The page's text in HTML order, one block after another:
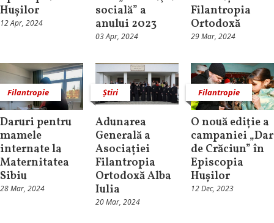
Hușilor
12 Apr, 2024
socială” a
anului 2023
03 Apr, 2024
Filantropia
Ortodoxă
29 Mar, 2024
Filantropie
Daruri pentru
mamele
internate la
Maternitatea
Sibiu
28 Mar, 2024
Știri
Adunarea
Generală a
Asociației
Filantropia
Ortodoxă Alba
Iulia
20 Mar, 2024
Filantropie
O nouă ediție a
campaniei „Dar
de Crăciun” în
Episcopia
Hușilor
12 Dec, 2023